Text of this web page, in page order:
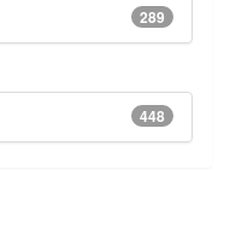
289
448